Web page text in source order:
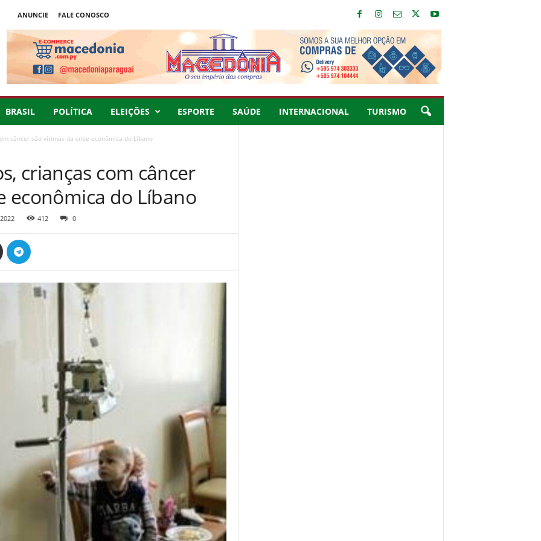
ANUNCIE
FALE CONOSCO
BRASIL POLÍTICA ELEIÇÕES ESPORTE SAÚDE INTERNACIONAL TURISMO
câncer são vítimas da crise econômica do Líbano
crianças com câncer
econômica do Líbano
412 0